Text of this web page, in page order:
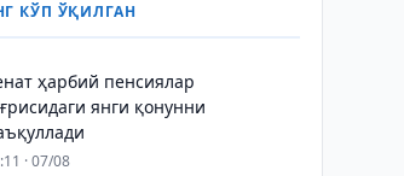
КЎП ЎҚИЛГАН
ҳарбий пенсиялар
янги қонунни
· 07/08